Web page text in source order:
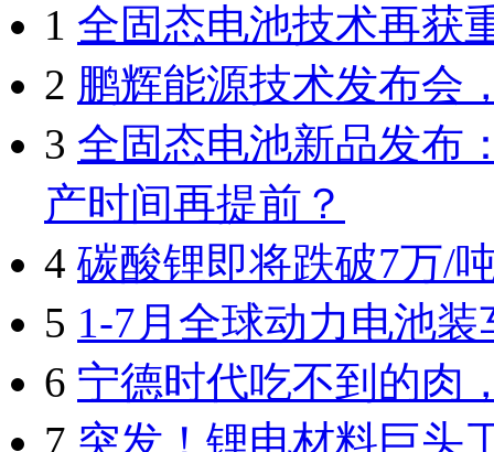
1 全固态电池技术再获
2 鹏辉能源技术发布会
3 全固态电池新品发布
产时间再提前？
4 碳酸锂即将跌破7万/
5 1-7月全球动力电池装
6 宁德时代吃不到的肉
7 突发！锂电材料巨头